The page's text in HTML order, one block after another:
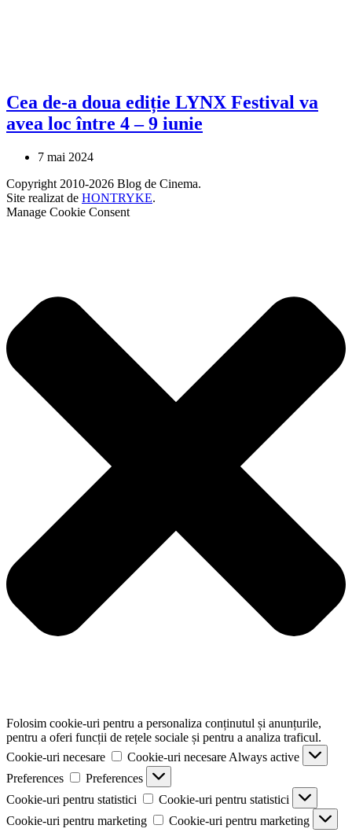
Cea de-a doua ediție LYNX Festival va
avea loc între 4 – 9 iunie
7 mai 2024
Copyright 2010-2026 Blog de Cinema.
Site realizat de HONTRYKE.
Manage Cookie Consent
Folosim cookie-uri pentru a personaliza conținutul și anunțurile,
pentru a oferi funcții de rețele sociale și pentru a analiza traficul.
Cookie-uri necesare
Cookie-uri necesare Always active
Preferences
Preferences
Cookie-uri pentru statistici
Cookie-uri pentru statistici
Cookie-uri pentru marketing
Cookie-uri pentru marketing